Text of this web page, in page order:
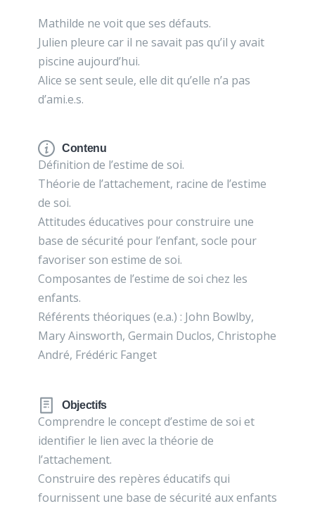
Mathilde ne voit que ses défauts.
Julien pleure car il ne savait pas qu’il y avait
piscine aujourd’hui.
Alice se sent seule, elle dit qu’elle n’a pas
d’ami.e.s.
Contenu
Définition de l’estime de soi.
Théorie de l’attachement, racine de l’estime
de soi.
Attitudes éducatives pour construire une
base de sécurité pour l’enfant, socle pour
favoriser son estime de soi.
Composantes de l’estime de soi chez les
enfants.
Référents théoriques (e.a.) : John Bowlby,
Mary Ainsworth, Germain Duclos, Christophe
André, Frédéric Fanget
Objectifs
Comprendre le concept d’estime de soi et
identifier le lien avec la théorie de
l’attachement.
Construire des repères éducatifs qui
fournissent une base de sécurité aux enfants